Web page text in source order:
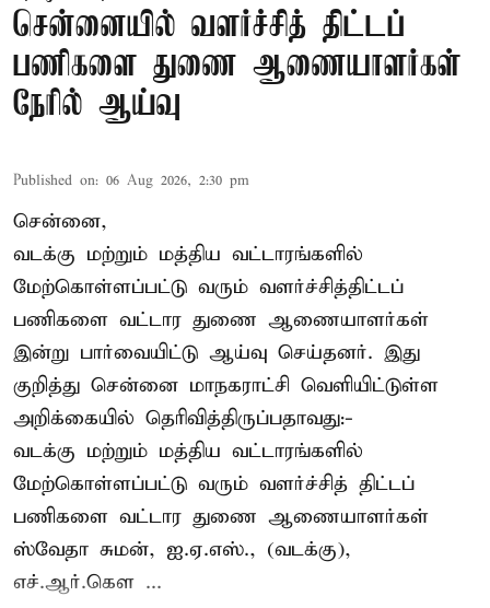
சென்னையில் வளர்ச்சித் திட்டப்
பணிகளை துணை ஆணையாளர்கள்
நேரில் ஆய்வு
Published on: 06 Aug 2026, 2:30 pm
சென்னை,
வடக்கு மற்றும் மத்திய வட்டாரங்களில்
மேற்கொள்ளப்பட்டு வரும் வளர்ச்சித்திட்டப்
பணிகளை வட்டார துணை ஆணையாளர்கள்
இன்று பார்வையிட்டு ஆய்வு செய்தனர். இது
குறித்து சென்னை மாநகராட்சி வெளியிட்டுள்ள
அறிக்கையில் தெரிவித்திருப்பதாவது:-
வடக்கு மற்றும் மத்திய வட்டாரங்களில்
மேற்கொள்ளப்பட்டு வரும் வளர்ச்சித் திட்டப்
பணிகளை வட்டார துணை ஆணையாளர்கள்
ஸ்வேதா சுமன், ஐ.ஏ.எஸ்., (வடக்கு),
எச்.ஆர்.கௌ ...